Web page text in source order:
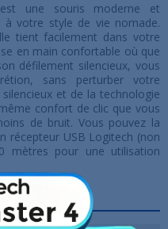
une souris moderne et
à votre style de vie nomade.
tient facilement dans votre
en main confortable où que
défilement silencieux, vous
sans perturber votre
et de la technologie
confort de clic que vous
de bruit. Vous pouvez la
récepteur USB Logitech (non
mètres pour une utilisation